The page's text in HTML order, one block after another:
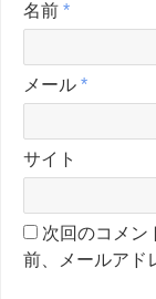
名前 *
メール *
サイト
次回のコメン
前、メールアド